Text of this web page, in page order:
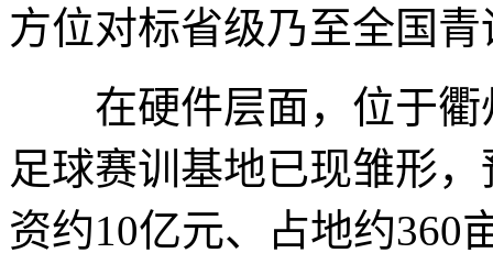
方位对标省级乃至全国
在硬件层面，位于衢
足球赛训基地已现雏形
资约10亿元、占地约360